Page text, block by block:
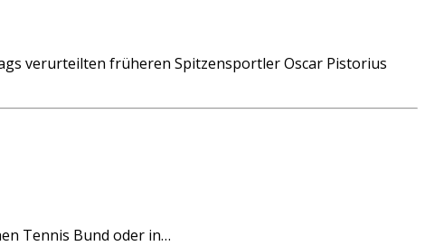
verurteilten früheren Spitzensportler Oscar Pistorius
Tennis Bund oder in…